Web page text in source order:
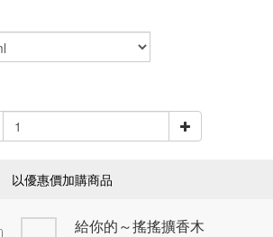
以優惠價加購商品
給你的～搖搖擴香木